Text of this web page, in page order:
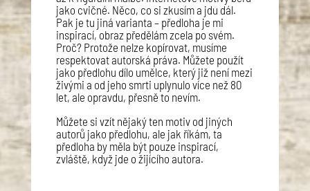
jako cvičné. Něco, co si zkusím a jdu dál.
Pak je tu jiná varianta – předloha je mi
inspirací, obraz předělám zcela po svém.
Proč? Protože nelze kopírovat, musíme
respektovat autorská práva. Můžete použít
jako předlohu dílo umělce, který již není mezi
živými a od jeho smrti uplynulo více než 80
let, ale opravdu, přesně to nevím.
Můžete si vzít nějaký ten motiv od jiných
autorů jako předlohu, ale jak říkám, ta
předloha by měla být pouze inspirací,
zvláště, když jde o žijícího autora.